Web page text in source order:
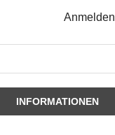
Anmelden
INFORMATIONEN